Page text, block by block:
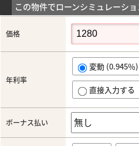
この物件でローンシミュレーショ
価格
年利率
変動 (0.945％)
直接入力する
ボーナス払い